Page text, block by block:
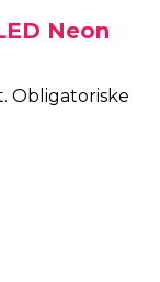
Neon
Obligatoriske